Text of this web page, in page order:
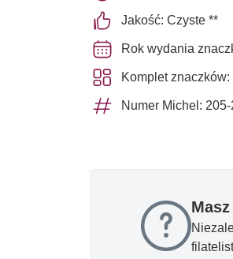
Jakość: Czyste **
Rok wydania
Komplet znaczków:
Numer Michel: